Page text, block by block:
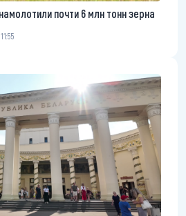
почти 6 млн тонн зерна